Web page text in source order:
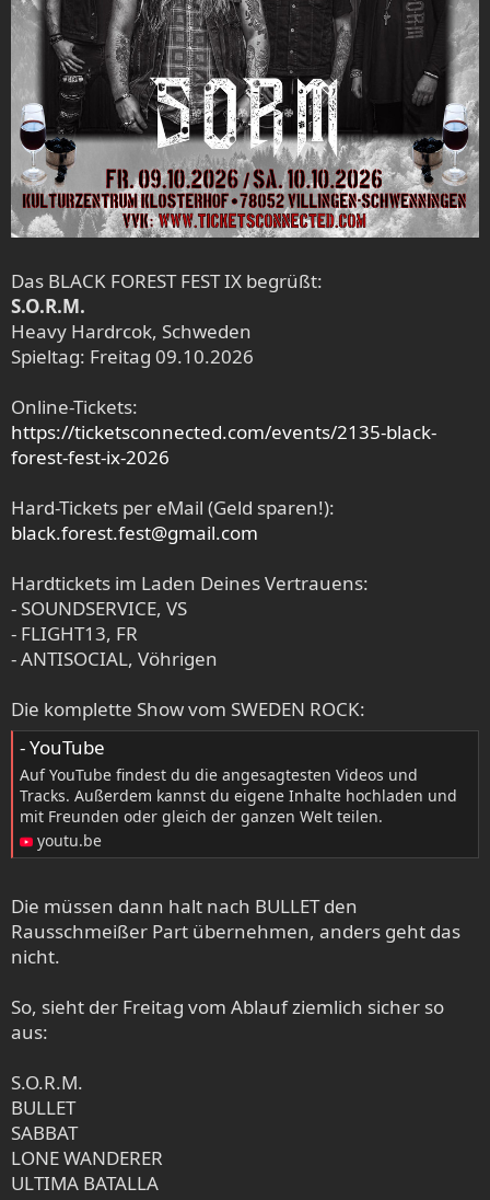
Das BLACK FOREST FEST IX begrüßt:
S.O.R.M.
Heavy Hardrcok, Schweden
Spieltag: Freitag 09.10.2026
Online-Tickets:
https://ticketsconnected.com/events/2135-black-
forest-fest-ix-2026
Hard-Tickets per eMail (Geld sparen!):
black.forest.fest@gmail.com
Hardtickets im Laden Deines Vertrauens:
- SOUNDSERVICE, VS
- FLIGHT13, FR
- ANTISOCIAL, Vöhrigen
Die komplette Show vom SWEDEN ROCK:
- YouTube
Auf YouTube findest du die angesagtesten Videos und
Tracks. Außerdem kannst du eigene Inhalte hochladen und
mit Freunden oder gleich der ganzen Welt teilen.
youtu.be
Die müssen dann halt nach BULLET den
Rausschmeißer Part übernehmen, anders geht das
nicht.
So, sieht der Freitag vom Ablauf ziemlich sicher so
aus:
S.O.R.M.
BULLET
SABBAT
LONE WANDERER
ULTIMA BATALLA